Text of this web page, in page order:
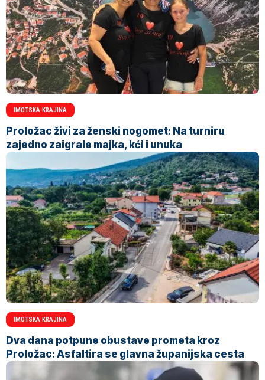
IMOTSKA KRAJINA
Proložac živi za ženski nogomet: Na turniru
zajedno zaigrale majka, kći i unuka
IMOTSKA KRAJINA
Dva dana potpune obustave prometa kroz
Proložac: Asfaltira se glavna županijska cesta